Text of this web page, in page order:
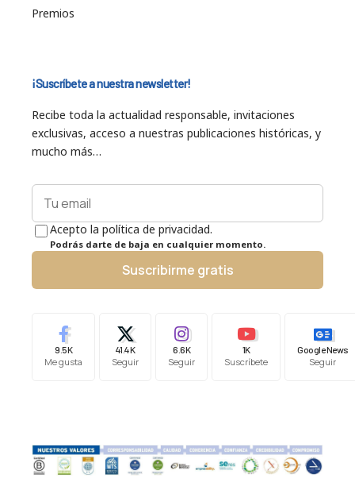
Premios
¡Suscríbete a nuestra newsletter!
Recibe toda la actualidad responsable, invitaciones
exclusivas, acceso a nuestras publicaciones históricas, y
mucho más…
Acepto la política de privacidad.
Podrás darte de baja en cualquier momento.
Suscribirme gratis
9.5K
Me gusta
41.4K
Seguir
6.6K
Seguir
1K
Suscríbete
Google News
Seguir